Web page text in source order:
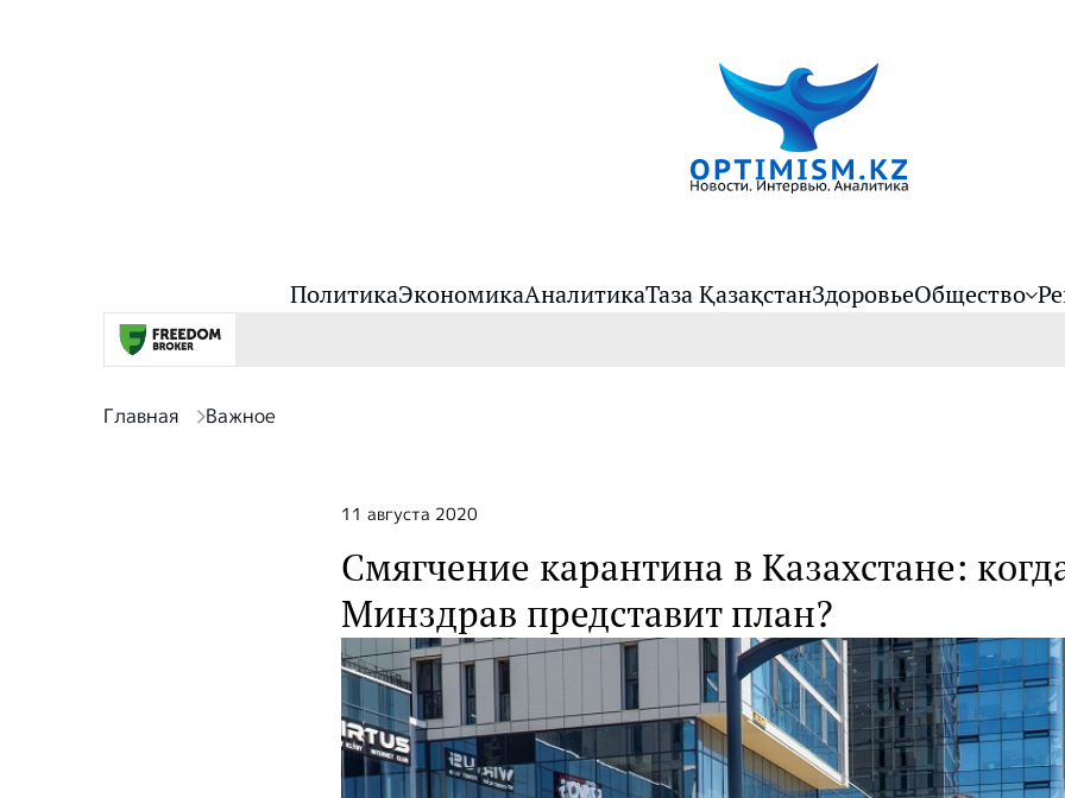
ПолитикаЭкономикаАналитикаТаза ҚазақстанЗдоровьеОбщество
Главная Важное
11 августа 2020
Смягчение карантина в Казахстане:
Минздрав представит план?